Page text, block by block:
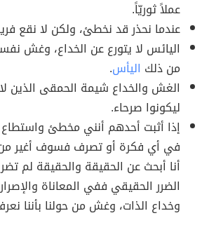
عملاً ثوريّاً.
عندما نحذر قد نخطئ، ولكن لا نقع
اليائس لا يتورع عن الخداع، وغش
من ذلك اليأس.
الغش والخداع شيمة الحمقى الذين
ليكونوا صرحاء.
إذا أثبت أحدهم أنني مخطئ
في أي فكرة أو تصرف فسوف أغير
أنا أبحث عن الحقيقة والحقيقة لم
الضرر الحقيقي ففي المعاناة
وخداع الذات، وغش من حولنا بأننا